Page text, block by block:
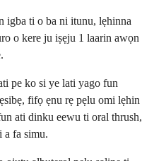
igba ti o ba ni itunu, lẹhinna
o kere ju iṣẹju 1 laarin awọn
pe ko si ye lati yago fun
fifọ ẹnu rẹ pẹlu omi lẹhin
ati dinku eewu ti oral thrush,
a fa simu.